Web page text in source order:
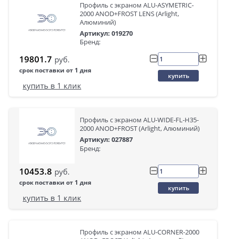
Профиль с экраном ALU-ASYMETRIC-
2000 ANOD+FROST LENS (Arlight,
Алюминий)
Артикул: 019270
Бренд:
19801.7 руб.
срок поставки от 1 дня
купить
купить в 1 клик
Профиль с экраном ALU-WIDE-FL-H35-
2000 ANOD+FROST (Arlight, Алюминий)
Артикул: 027887
Бренд:
10453.8 руб.
срок поставки от 1 дня
купить
купить в 1 клик
Профиль с экраном ALU-CORNER-2000